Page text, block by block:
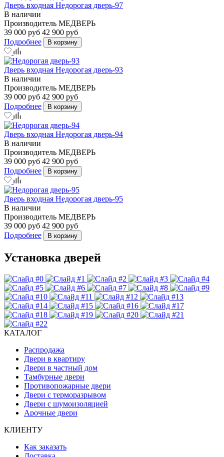
Дверь входная Недорогая дверь-97
В наличии
Производитель МЕДВЕРЬ
39 000 руб 42 900 руб
Подробнее
В корзину
Дверь входная Недорогая дверь-93
В наличии
Производитель МЕДВЕРЬ
39 000 руб 42 900 руб
Подробнее
В корзину
Дверь входная Недорогая дверь-94
В наличии
Производитель МЕДВЕРЬ
39 000 руб 42 900 руб
Подробнее
В корзину
Дверь входная Недорогая дверь-95
В наличии
Производитель МЕДВЕРЬ
39 000 руб 42 900 руб
Подробнее
В корзину
Установка дверей
КАТАЛОГ
Распродажа
Двери в квартиру
Двери в частный дом
Тамбурные двери
Противопожарные двери
Двери с терморазрывом
Двери с шумоизоляцией
Арочные двери
КЛИЕНТУ
Как заказать